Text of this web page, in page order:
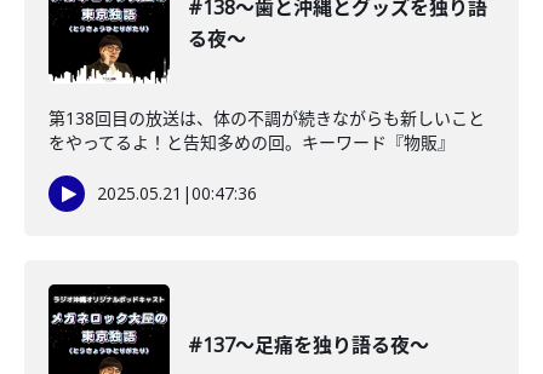
#138〜歯と沖縄とグッズを独り語
る夜〜
第138回目の放送は、体の不調が続きながらも新しいこと
をやってるよ！と告知多めの回。キーワード『物販』
2025.05.21 |00:47:36
#137〜足痛を独り語る夜〜